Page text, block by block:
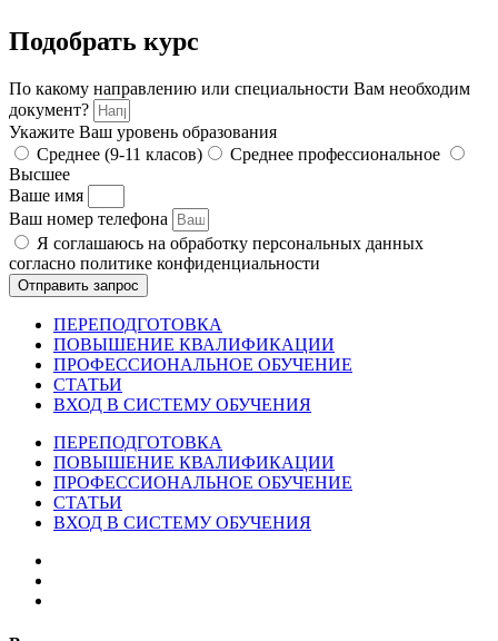
Подобрать курс
По какому направлению или специальности Вам необходим
документ?
Укажите Ваш уровень образования
Среднее (9-11 класов)
Среднее профессиональное
Высшее
Ваше имя
Ваш номер телефона
Я соглашаюсь на обработку персональных данных
согласно политике конфиденциальности
Отправить запрос
ПЕРЕПОДГОТОВКА
ПОВЫШЕНИЕ КВАЛИФИКАЦИИ
ПРОФЕССИОНАЛЬНОЕ ОБУЧЕНИЕ
СТАТЬИ
ВХОД В СИСТЕМУ ОБУЧЕНИЯ
ПЕРЕПОДГОТОВКА
ПОВЫШЕНИЕ КВАЛИФИКАЦИИ
ПРОФЕССИОНАЛЬНОЕ ОБУЧЕНИЕ
СТАТЬИ
ВХОД В СИСТЕМУ ОБУЧЕНИЯ